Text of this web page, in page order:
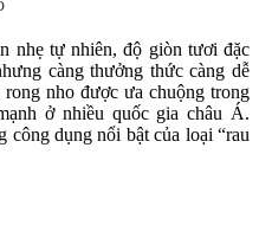
nhẹ tự nhiên, độ giòn tươi đặc
càng thưởng thức càng dễ
nho được ưa chuộng trong
ở nhiều quốc gia châu Á.
công dụng nổi bật của loại “rau